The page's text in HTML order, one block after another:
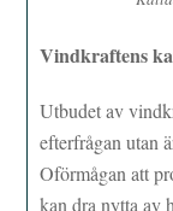
Vindkraftens
Utbudet av
efterfrågan utan
Oförmågan att
kan dra nytta av